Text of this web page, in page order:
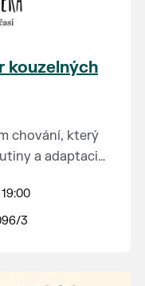
kouzelných
chování, který
a adaptaci
3